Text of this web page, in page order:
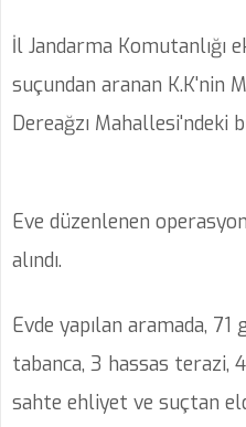
İl Jandarma Komutanlığı
suçundan aranan K.K'nin
Dereağzı Mahallesi'ndeki
Eve düzenlenen
alındı.
Evde yapılan aramada,
tabanca, 3 hassas terazi,
sahte ehliyet ve suçtan